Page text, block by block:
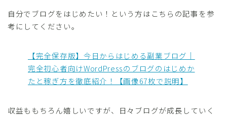
自分でブログをはじめたい！という方はこちらの記事を参
考にしてください。
【完全保存版】今日からはじめる副業ブログ｜
完全初心者向けWordPressのブログのはじめか
たと稼ぎ方を徹底紹介！【画像67枚で説明】
収益ももちろん嬉しいですが、日々ブログが成長していく